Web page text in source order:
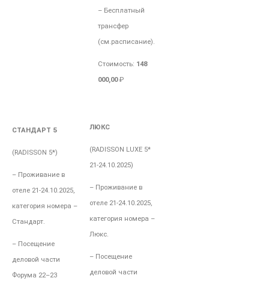
– Бесплатный
трансфер
(см.расписание).
Стоимость: 148
000,00₽
СТАНДАРТ 5
(RADISSON 5*)
– Проживание в
отеле 21-24.10.2025,
категория номера –
Стандарт.
– Посещение
деловой части
Форума 22–23
ЛЮКС
(RADISSON LUXE 5*
21-24.10.2025)
– Проживание в
отеле 21-24.10.2025,
категория номера –
Люкс.
– Посещение
деловой части